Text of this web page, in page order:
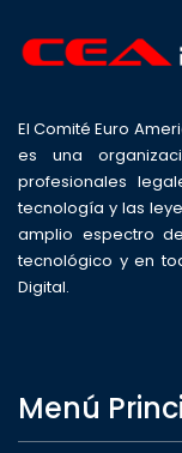
El Comité Euro
es una
profesionales
tecnología y las
amplio espectro
tecnológico y en
Digital.
Menú